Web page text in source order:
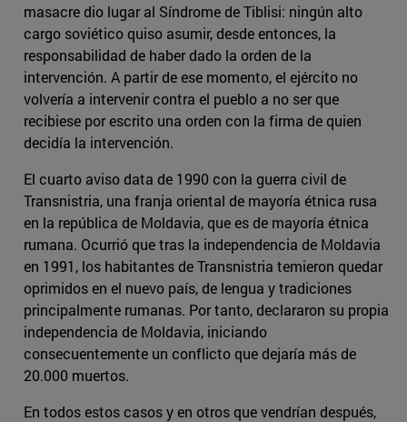
masacre dio lugar al Síndrome de Tiblisi: ningún alto
cargo soviético quiso asumir, desde entonces, la
responsabilidad de haber dado la orden de la
intervención. A partir de ese momento, el ejército no
volvería a intervenir contra el pueblo a no ser que
recibiese por escrito una orden con la firma de quien
decidía la intervención.
El cuarto aviso data de 1990 con la guerra civil de
Transnistria, una franja oriental de mayoría étnica rusa
en la república de Moldavia, que es de mayoría étnica
rumana. Ocurrió que tras la independencia de Moldavia
en 1991, los habitantes de Transnistria temieron quedar
oprimidos en el nuevo país, de lengua y tradiciones
principalmente rumanas. Por tanto, declararon su propia
independencia de Moldavia, iniciando
consecuentemente un conflicto que dejaría más de
20.000 muertos.
En todos estos casos y en otros que vendrían después,